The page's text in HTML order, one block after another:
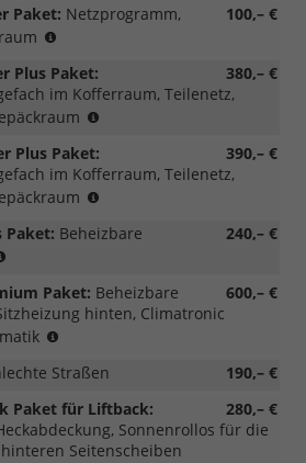
m-
PWC/WD4/WD5)
100,– €
Paket: Netzprogramm,
für
m-
HEV,
PWC/WD4/WD5)
380,– €
Plus Paket:
im Kofferraum, Teilenetz,
HEV,
390,– €
Plus Paket:
im Kofferraum, Teilenetz,
für
mit
PWC/WD4/WD5)
240,– €
Paket: Beheizbare
PLC/PL4/PLF/PL9
möglich)
600,– €
Paket: Beheizbare
hinten, Climatronic 
PLC/PL4/PLF/PL9
190,– €
Straßen
280,– €
Paket für Liftback:
Sonnenrollos für die
Seitenscheiben